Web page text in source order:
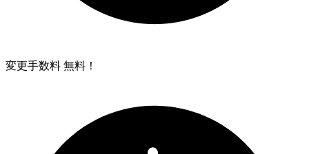
変更手数料 無料！